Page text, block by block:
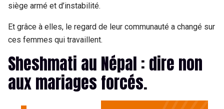
siège armé et d’instabilité.
Et grâce à elles, le regard de leur communauté a changé sur
ces femmes qui travaillent.
Sheshmati au Népal : dire non
aux mariages forcés.